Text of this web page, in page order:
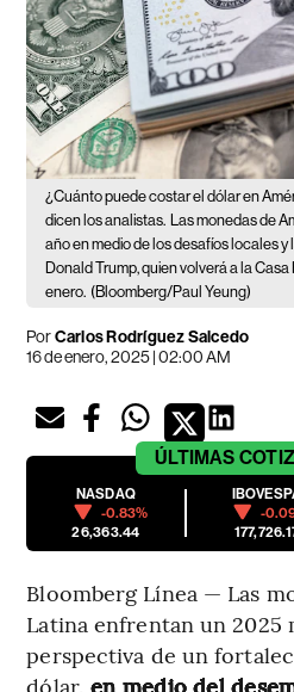
¿Cuánto puede costar el dólar en
dicen los analistas.
Las monedas de
año en medio de los desafíos locales
Donald Trump, quien volverá a la
enero. (Bloomberg/Paul Yeung)
PorCarlos Rodríguez Salcedo
16 de enero, 2025 | 02:00 AM
ÚLTIMAS
NASDAQ
-0.83%
26,363.44
-
Bloomberg Línea — Las
Latina enfrentan un 2025
perspectiva de un
dólar,en medio del